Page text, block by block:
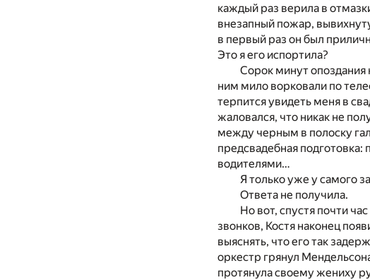
каждый раз верила в
внезапный пожар,
в первый раз он был
Это я его испортила?
Сорок минут опоздания
ним мило ворковали по
терпится увидеть меня в
жаловался, что никак не
между черным в полоску
предсвадебная
водителями…
Я только уже у самого
Ответа не получила.
Но вот, спустя почти
звонков, Костя наконец
выяснять, что его так
оркестр грянул
протянула своему жениху